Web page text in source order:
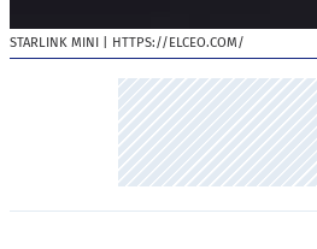
STARLINK MINI | HTTPS://ELCEO.COM/